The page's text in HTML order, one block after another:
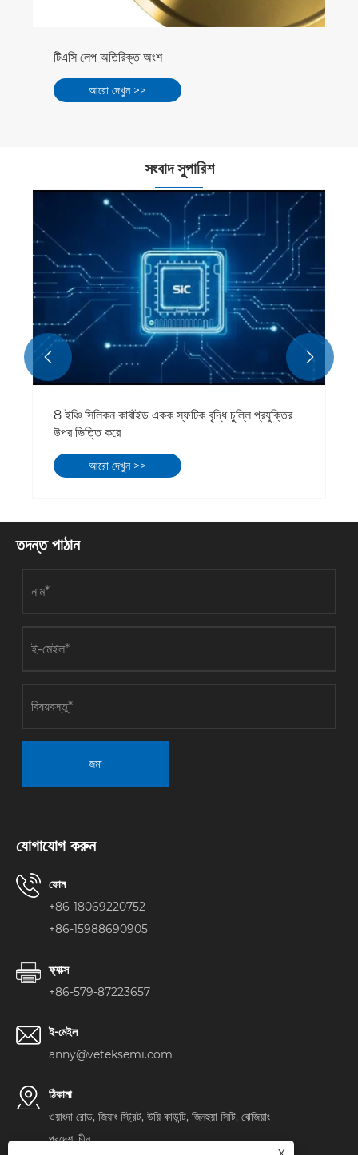
টিএসি লেপ অতিরিক্ত অংশ
আরো দেখুন >>
সংবাদ সুপারিশ
8 ইঞ্চি সিলিকন কার্বাইড একক স্ফটিক বৃদ্ধি চুল্লি প্রযুক্তির
উপর ভিত্তি করে
আরো দেখুন >>
 
তদন্ত পাঠান
জমা
যোগাযোগ করুন
ফোন
+86-18069220752
+86-15988690905
ফ্যাক্স
+86-579-87223657
ই-মেইল
anny@veteksemi.com
ঠিকানা
ওয়াংদা রোড, জিয়াং স্ট্রিট, উয়ি কাউন্টি, জিনহুয়া সিটি, ঝেজিয়াং
প্রদেশ, চীন